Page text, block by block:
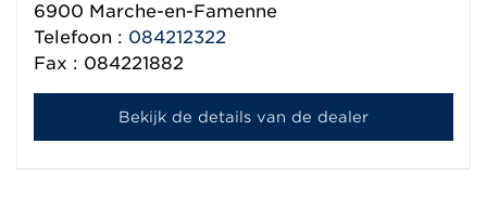
6900 Marche-en-Famenne
Telefoon : 084212322
Fax : 084221882
Bekijk de details van de dealer